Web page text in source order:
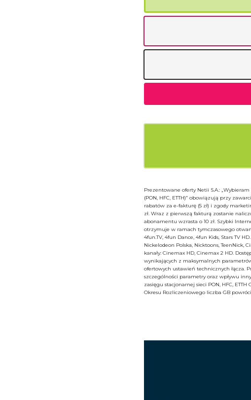
Prezentowane oferty Netii S.A.: „Wybieram
(PON, HFC, ETTH)” obowiązują przy
rabatów za e-fakturę (5 zł) i zgody
zł. Wraz z pierwszą fakturą zostanie
abonamentu wzrasta o 10 zł. Szybki
otrzymuje w ramach tymczasowego
4fun.TV, 4fun Dance, 4fun Kids, Stars TV
Nickelodeon Polska, Nicktoons,
kanały: Cinemax HD, Cinemax 2 HD.
wynikających z maksymalnych
ofertowych ustawień technicznych łącza.
szczególności parametry oraz wpływu
zasięgu stacjonarnej sieci PON, HFC,
Okresu Rozliczeniowego liczba GB